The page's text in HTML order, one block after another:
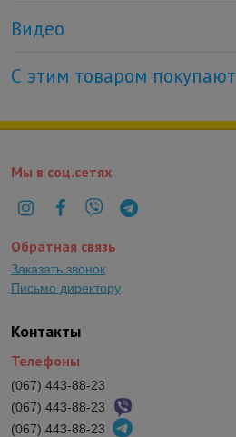
Видео
С этим товаром покупают
Контакты
Телефоны
(067) 443-88-23
(067) 443-88-23
(067) 443-88-23
Мы в соц.сетях
Обратная связь
Заказать звонок
Письмо директору